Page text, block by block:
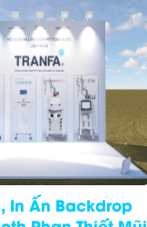
In Ấn Backdrop